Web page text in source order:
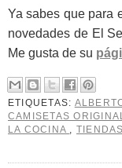
Ya sabes que para
novedades de El
Me gusta de su
ETIQUETAS:
CAMISETAS
LA COCINA ,